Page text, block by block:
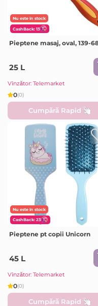
Nu este în stock
CashBack: 13
Pieptene masaj, oval, 139-
25 L
Vînzător: Telemarket
0(0)
Cumpără Rapid
Nu este în stock
CashBack: 23
Pieptene pt copii Unicorn
45 L
Vînzător: Telemarket
0(0)
Cumpără Rapid